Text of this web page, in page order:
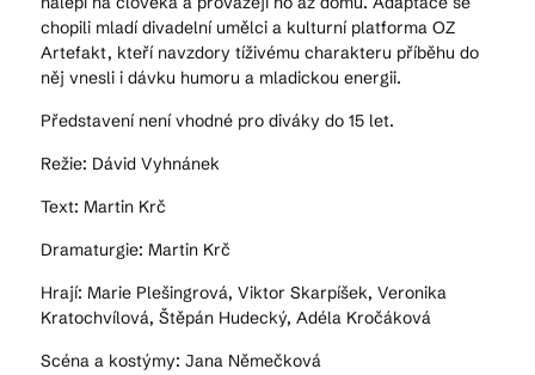
chopili mladí divadelní umělci a kulturní platforma OZ
Artefakt, kteří navzdory tíživému charakteru příběhu do
něj vnesli i dávku humoru a mladickou energii.
Představení není vhodné pro diváky do 15 let.
Režie: Dávid Vyhnánek
Text: Martin Krč
Dramaturgie: Martin Krč
Hrají: Marie Plešingrová, Viktor Skarpíšek, Veronika
Kratochvílová, Štěpán Hudecký, Adéla Kročáková
Scéna a kostýmy: Jana Němečková